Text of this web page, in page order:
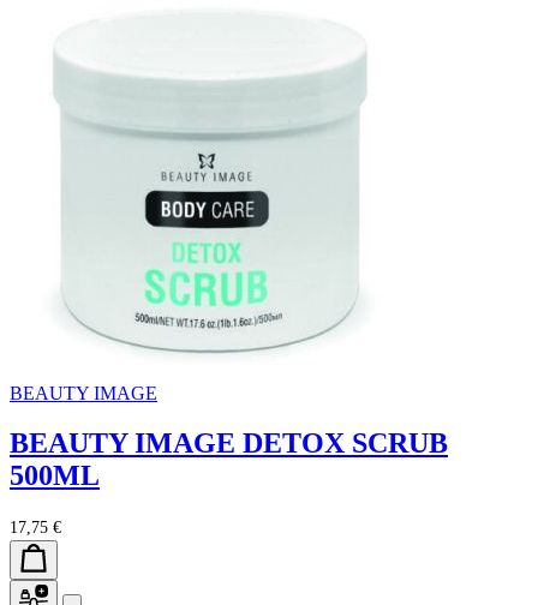
BEAUTY IMAGE
BEAUTY IMAGE DETOX SCRUB
500ML
17,75 €